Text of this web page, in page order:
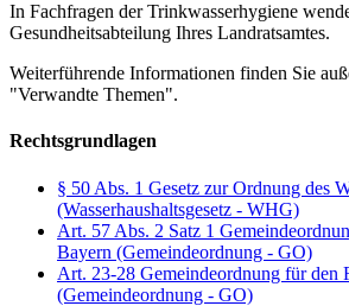
In Fachfragen der Trinkwasserhygiene
Gesundheitsabteilung Ihres Landratsamtes.
Weiterführende Informationen finden Sie
"Verwandte Themen".
Rechtsgrundlagen
§ 50 Abs. 1 Gesetz zur Ordnung des
(Wasserhaushaltsgesetz - WHG)
Art. 57 Abs. 2 Satz 1
Bayern (Gemeindeordnung - GO)
Art. 23-28 Gemeindeordnung für den
(Gemeindeordnung - GO)